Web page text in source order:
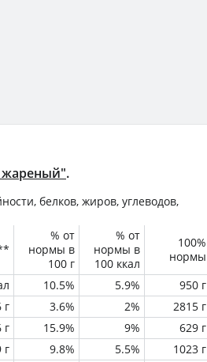
жареный".
белков, жиров, углеводов,
% от
нормы в
100 г
% от
нормы в
100 ккал
100%
нормы
10.5% 5.9%
950 г
г 3.6% 2%
2815 г
г 15.9% 9%
629 г
г 9.8% 5.5%
1023 г